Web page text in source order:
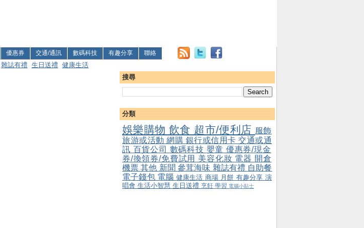
優惠券 交通/通訊 數碼科技 有趣分享 聯絡
雜誌有禮 生日送禮 健康生活
搜尋
分類
娛樂購物 飲食 超市/便利店 服飾
旅游或活動 網購 銀行或信用卡 交通或通
訊 百貨公司 數碼科技 嬰童 優惠券/現金
券/換領券/免費試用 美容化妝 電器 開倉
機票其他 新聞參茸海味 雜誌有禮 自助餐
電子錢包 電腦 健康生活 商場 月餅 有趣分享 演
唱會 生活小智慧 生日送禮 烹飪 學習 電腦小貼士